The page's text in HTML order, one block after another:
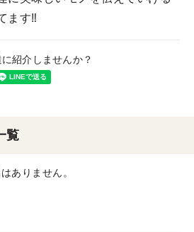
ます‼︎
紹介しませんか？
覧
ありません。